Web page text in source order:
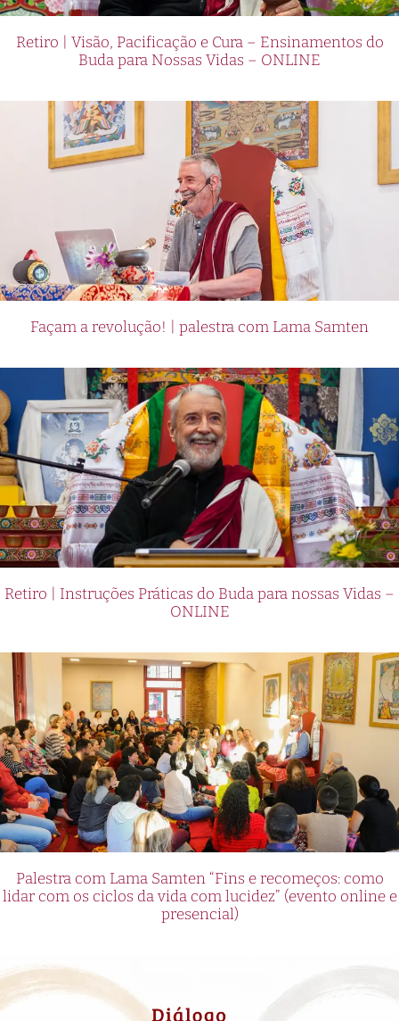
Retiro | Visão, Pacificação e Cura – Ensinamentos do
Buda para Nossas Vidas – ONLINE
Façam a revolução! | palestra com Lama Samten
Retiro | Instruções Práticas do Buda para nossas Vidas –
ONLINE
Palestra com Lama Samten “Fins e recomeços: como
lidar com os ciclos da vida com lucidez” (evento online e
presencial)